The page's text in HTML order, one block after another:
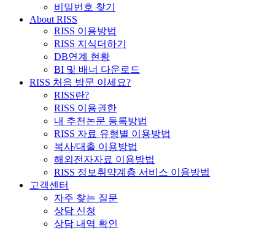
비밀번호 찾기
About RISS
RISS 이용방법
RISS 지식더하기
DB연계 현황
BI 및 배너 다운로드
RISS 처음 방문 이세요?
RISS란?
RISS 이용권한
내 추천논문 등록방법
RISS 자료 유형별 이용방법
복사/대출 이용방법
해외전자자료 이용방법
RISS 정보취약계층 서비스 이용방법
고객센터
자주 찾는 질문
상담 신청
상담 내역 확인